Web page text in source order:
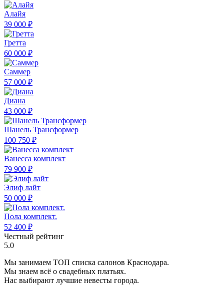
Алайя
39 000 ₽
Гретта
60 000 ₽
Саммер
57 000 ₽
Диана
43 000 ₽
Шанель Трансформер
100 750 ₽
Ванесса комплект
79 900 ₽
Элиф лайт
50 000 ₽
Пола комплект.
52 400 ₽
Честный рейтинг
5.0
Мы занимаем ТОП списка салонов Краснодара.
Мы знаем всё о свадебных платьях.
Нас выбирают лучшие невесты города.